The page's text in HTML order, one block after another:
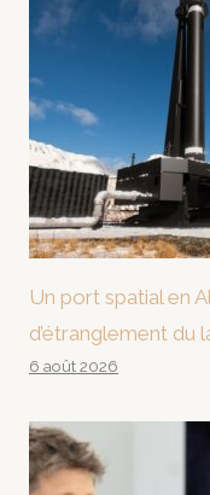
Un port spatial en
d’étranglement du
6 août 2026